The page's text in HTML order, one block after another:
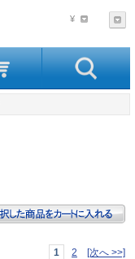
¥
1 2 [次へ >>]